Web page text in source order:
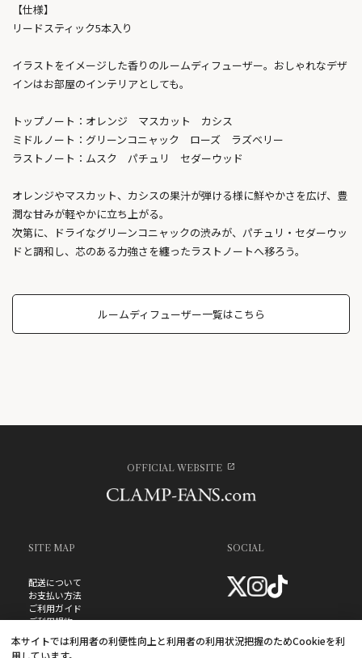
【仕様】
リードスティック5本入り
イラストをイメージした香りのルームディフューザー。おしゃれなデザ
インはお部屋のインテリアとしても。
トップノート：オレンジ マスカット カシス
ミドルノート：グリーンコニャック ローズ ラズベリー
ラストノート：ムスク パチュリ セダーウッド
オレンジやマスカット、カシスの果汁が弾ける様に鮮やかさを広げ、豊
潤な甘みが軽やかに立ち上がる。
次第に、ドライなグリーンコニャックの渋みが、パチュリ・セダーウッ
ドと調和し、芯のある力強さを纏ったラストノートへ移ろう。
ルームディフューザー一覧はこちら
OFFICIAL WEBSITE
SITE MAP
配送について
お支払い方法
ご利用ガイド
ご利用規約
お問い合わせ
プライバシーポリシー
SOCIAL
本サイトでは利用者の利便性向上と利用者の利用状況把握のためCookieを利